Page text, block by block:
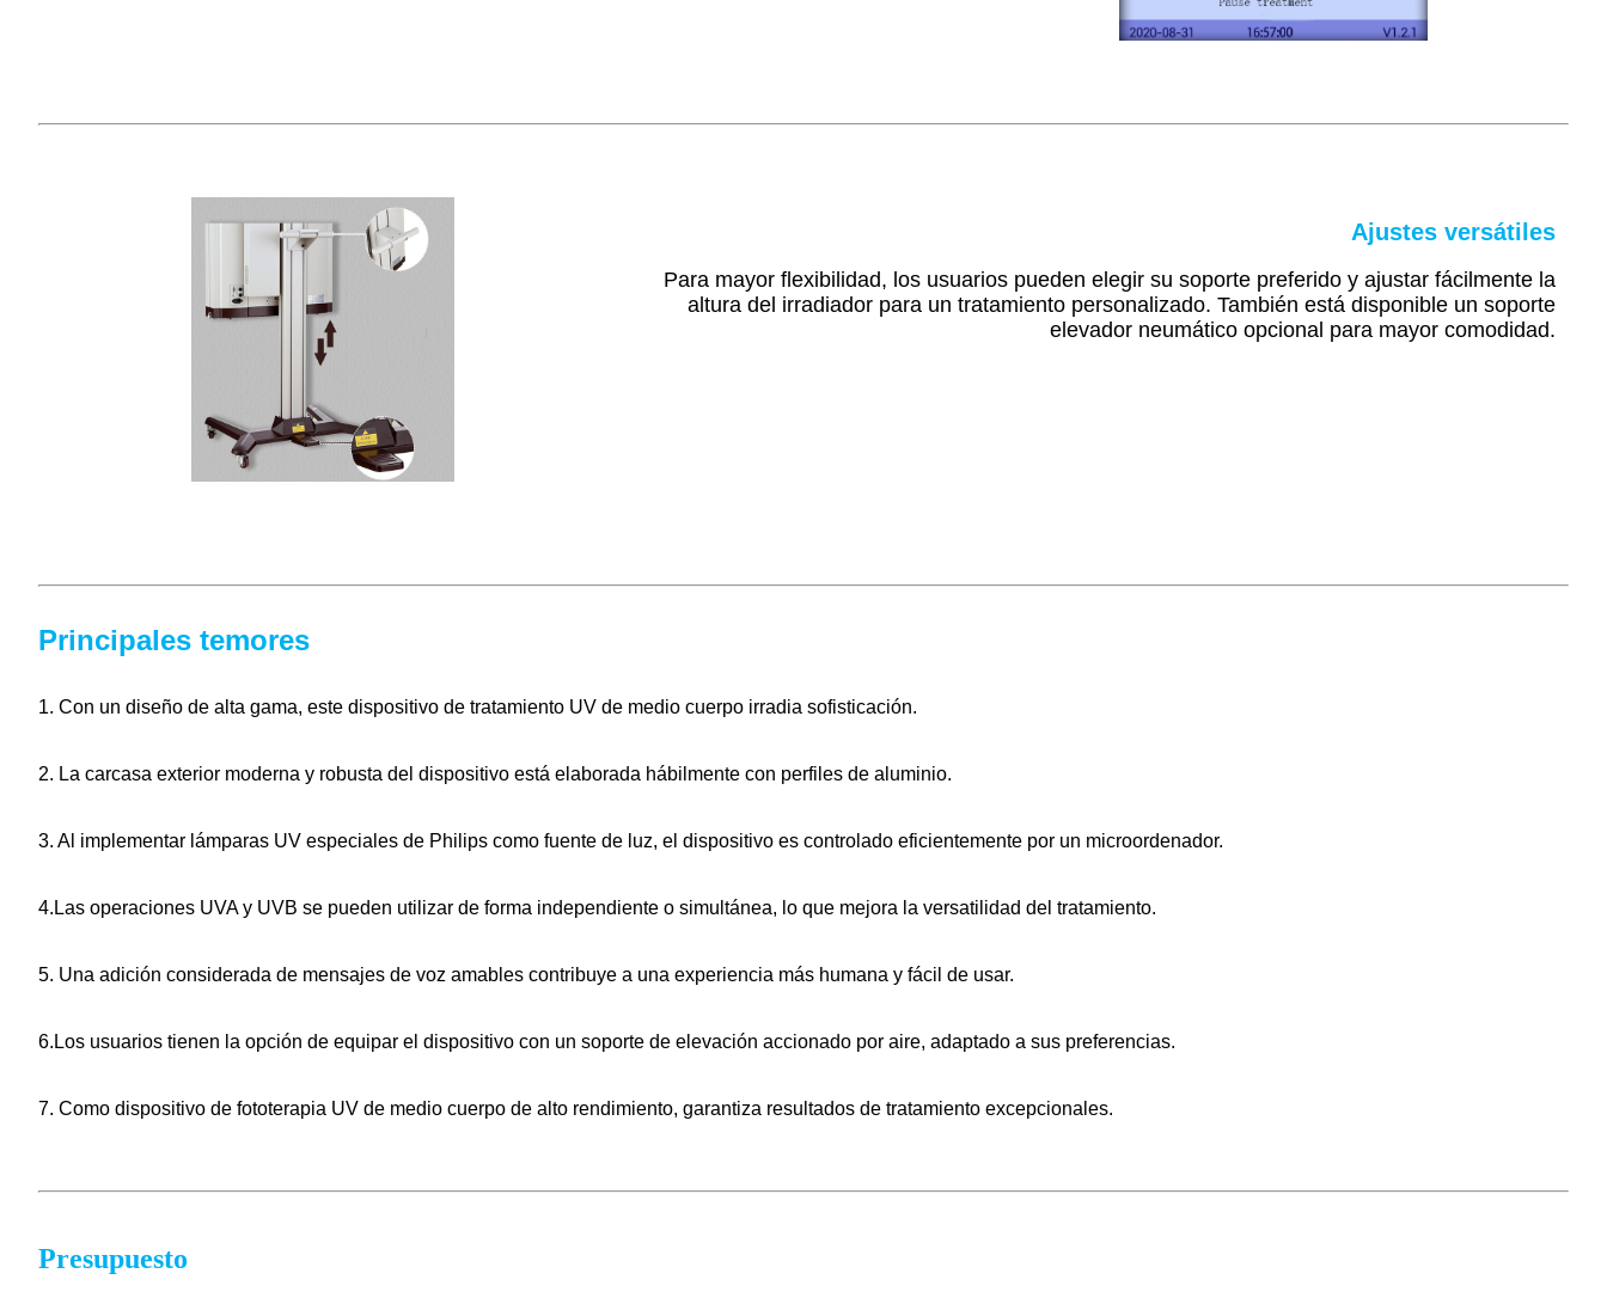
Ajustes versátiles
Para mayor flexibilidad, los usuarios pueden elegir su soporte preferido y ajustar fácilmente la
altura del irradiador para un tratamiento personalizado. También está disponible un soporte
elevador neumático opcional para mayor comodidad.
Principales temores
1. Con un diseño de alta gama, este dispositivo de tratamiento UV de medio cuerpo irradia sofisticación.
2. La carcasa exterior moderna y robusta del dispositivo está elaborada hábilmente con perfiles de aluminio.
3. Al implementar lámparas UV especiales de Philips como fuente de luz, el dispositivo es controlado eficientemente por un microordenador.
4.Las operaciones UVA y UVB se pueden utilizar de forma independiente o simultánea, lo que mejora la versatilidad del tratamiento.
5. Una adición considerada de mensajes de voz amables contribuye a una experiencia más humana y fácil de usar.
6.Los usuarios tienen la opción de equipar el dispositivo con un soporte de elevación accionado por aire, adaptado a sus preferencias.
7. Como dispositivo de fototerapia UV de medio cuerpo de alto rendimiento, garantiza resultados de tratamiento excepcionales.
Presupuesto